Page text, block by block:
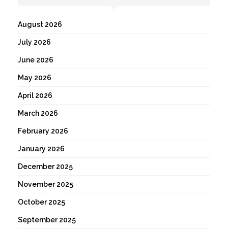
August 2026
July 2026
June 2026
May 2026
April 2026
March 2026
February 2026
January 2026
December 2025
November 2025
October 2025
September 2025